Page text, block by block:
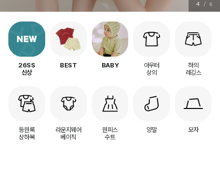
5 / 6
26SS
신상
BEST BABY
아우터
상의
하의
레깅스
등원룩
상하복
라운지웨어
베이직
원피스
수트
양말 모자